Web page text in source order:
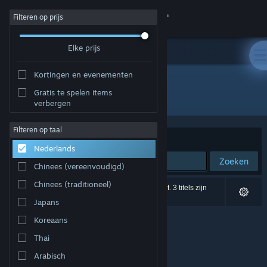
Inloggen
Community
Over
Ondersteuning
Taal wijzigen
Download de mobiele Steam-app
Desktopwebsite weergeven
Filteren op prijs
Elke prijs
Kortingen en evenementen
Gratis te spelen items
verbergen
Filteren op taal
Nederlands
Chinees (vereenvoudigd)
Chinees (traditioneel)
Japans
Koreaans
Thai
Arabisch
Ontwikkelaar: Nawia Games
Sorteren op Relevantie
Zoeken
0 resultaten komen overeen met je zoekopdracht. 3 titels zijn
uitgesloten op basis van je voorkeuren.